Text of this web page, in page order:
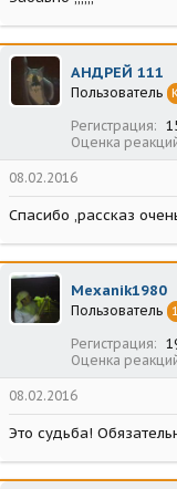
АНДРЕЙ 111
Пользователь
Регистрация
Оценка
08.02.2016
Спасибо ,рассказ
Mexanik1980
Пользователь
Регистрация
Оценка
08.02.2016
Это судьба!